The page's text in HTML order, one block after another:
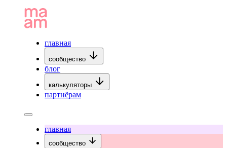
главная
сообщество
блог
калькуляторы
партнёрам
главная
сообщество